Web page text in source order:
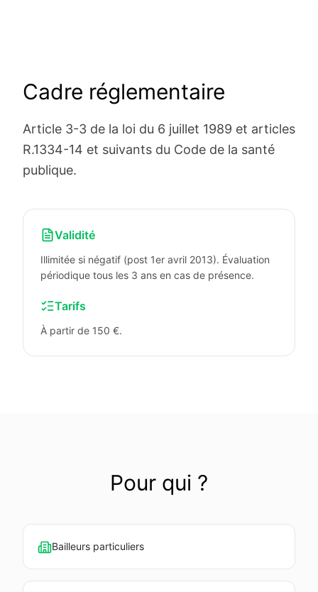
Cadre réglementaire
Article 3-3 de la loi du 6 juillet 1989 et articles
R.1334-14 et suivants du Code de la santé
publique.
Validité
Illimitée si négatif (post 1er avril 2013). Évaluation
périodique tous les 3 ans en cas de présence.
Tarifs
À partir de 150 €.
Pour qui ?
Bailleurs particuliers